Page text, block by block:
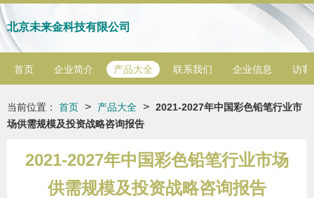
北京未来金科技有限公司
首页 企业简介 产品大全 联系我们 企业信息 访客
当前位置： 首页 > 产品大全 > 2021-2027年中国彩色铅笔行业市
场供需规模及投资战略咨询报告
2021-2027年中国彩色铅笔行业市场
供需规模及投资战略咨询报告